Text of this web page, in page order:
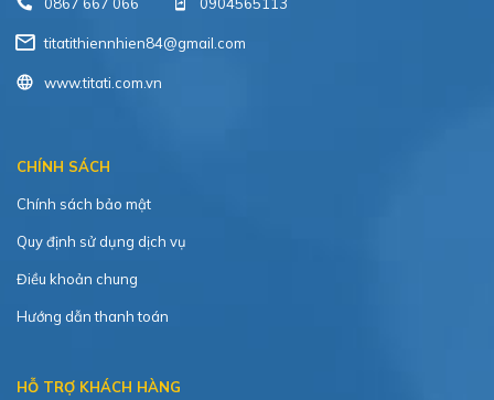
titatithiennhien84@gmail.com
www.titati.com.vn
CHÍNH SÁCH
Chính sách bảo mật
Quy định sử dụng dịch vụ
Điều khoản chung
Hướng dẫn thanh toán
HỖ TRỢ KHÁCH HÀNG